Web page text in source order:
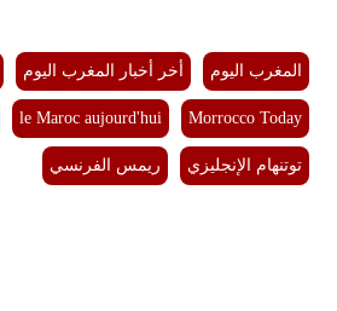
المغرب اليوم أخر أخبار المغرب اليوم
Morrocco Today
le Maroc aujourd'hui
توتنهام الإنجليزي ريمس الفرنسي